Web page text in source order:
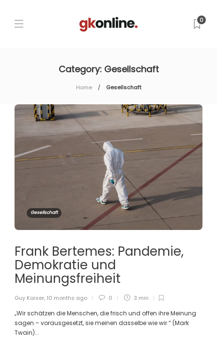
0
Category: Gesellschaft
Home Gesellschaft
Gesellschaft
Frank Bertemes: Pandemie,
Demokratie und
Meinungsfreiheit
Guy Kaiser, 10 months ago 0 3 min
„Wir schätzen die Menschen, die frisch und offen ihre Meinung
sagen – vorausgesetzt, sie meinen dasselbe wie wir.“ (Mark
Twain)...